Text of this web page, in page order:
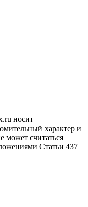
носит
характер и
может считаться
Статьи 437